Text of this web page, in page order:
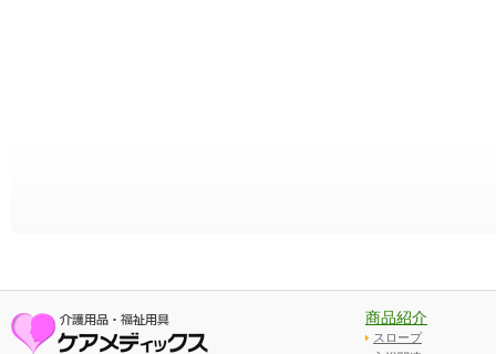
商品紹介
スロープ